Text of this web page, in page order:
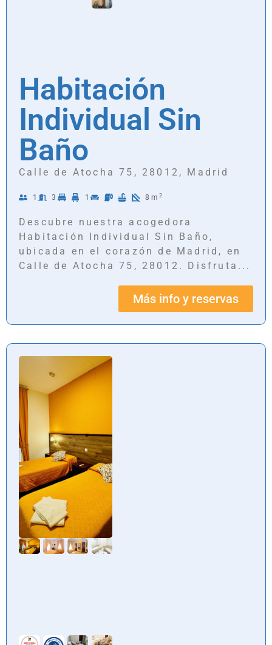
Habitación
Individual Sin
Baño
Calle de Atocha 75, 28012, Madrid
1 3 1 8m2
Descubre nuestra acogedora
Habitación Individual Sin Baño,
ubicada en el corazón de Madrid, en
Calle de Atocha 75, 28012. Disfruta...
Más info y reservas